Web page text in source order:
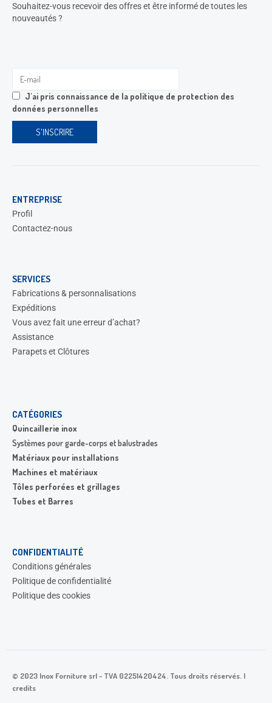
Souhaitez-vous recevoir des offres et être informé de toutes les
nouveautés ?
J'ai pris connaissance de la politique de protection des
données personnelles
ENTREPRISE
Profil
Contactez-nous
SERVICES
Fabrications & personnalisations
Expéditions
Vous avez fait une erreur d’achat?
Assistance
Parapets et Clôtures
CATÉGORIES
Quincaillerie inox
Systèmes pour garde-corps et balustrades
Matériaux pour installations
Machines et matériaux
Tôles perforées et grillages
Tubes et Barres
CONFIDENTIALITÉ
Conditions générales
Politique de confidentialité
Politique des cookies
© 2023 Inox Forniture srl - TVA 02251420424. Tous droits réservés. |
credits